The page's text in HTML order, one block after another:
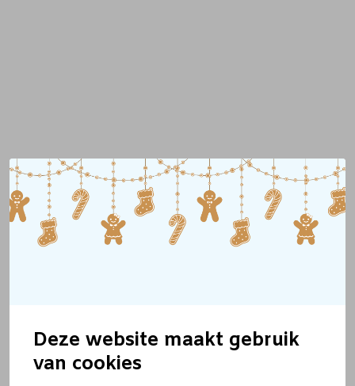
Deze website maakt gebruik
van cookies